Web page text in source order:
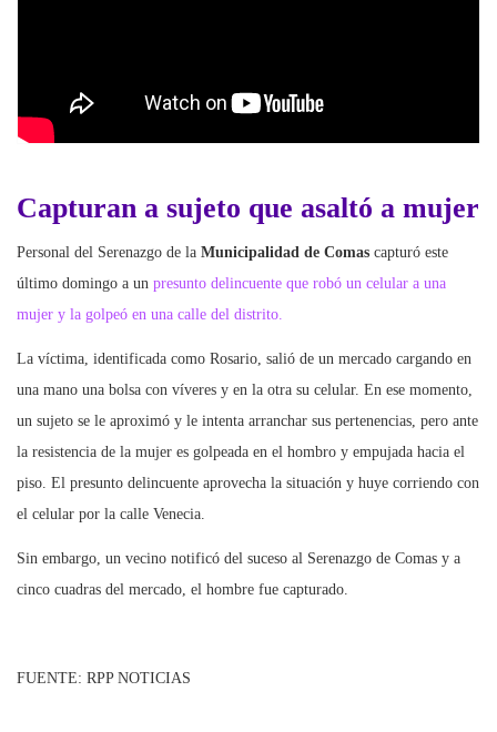
Capturan a sujeto que asaltó a mujer
Personal del Serenazgo de la Municipalidad de Comas capturó este
último domingo a un presunto delincuente que robó un celular a una
mujer y la golpeó en una calle del distrito.
La víctima, identificada como Rosario, salió de un mercado cargando en
una mano una bolsa con víveres y en la otra su celular. En ese momento,
un sujeto se le aproximó y le intenta arranchar sus pertenencias, pero ante
la resistencia de la mujer es golpeada en el hombro y empujada hacia el
piso. El presunto delincuente aprovecha la situación y huye corriendo con
el celular por la calle Venecia.
Sin embargo, un vecino notificó del suceso al Serenazgo de Comas y a
cinco cuadras del mercado, el hombre fue capturado.
FUENTE: RPP NOTICIAS